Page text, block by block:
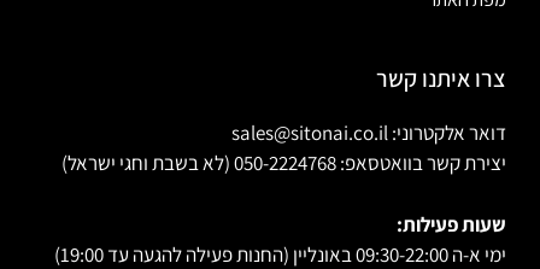
צרו איתנו קשר
דואר אלקטרוני: sales@sitonai.co.il
יצירת קשר בוואטסאפ: 050-2224768 (לא בשבת וחגי ישראל)
שעות פעילות:
ימי א-ה 09:30-22:00 באונליין (החנות פעילה להגעה עד 19:00)